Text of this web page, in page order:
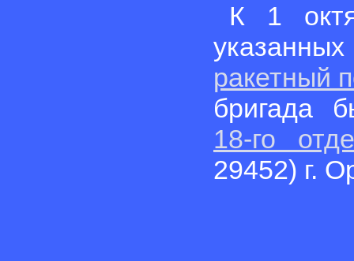
К 1
ракетный
бригада
18-го
29452) г.